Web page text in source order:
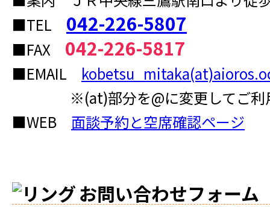
■TEL 042-226-5807
■FAX 042-226-5817
■EMAIL
※(at)部分を@に変更してご利
■WEB 面談予約と空席確認ページ
お問い合わせフォーム